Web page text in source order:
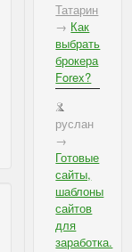
Татарин
→ Как
выбрать
брокера
Forex?
руслан
→
Готовые
сайты,
шаблоны
сайтов
для
заработка.